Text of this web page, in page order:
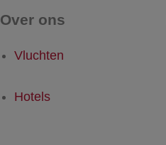
Over ons
Vluchten
Hotels